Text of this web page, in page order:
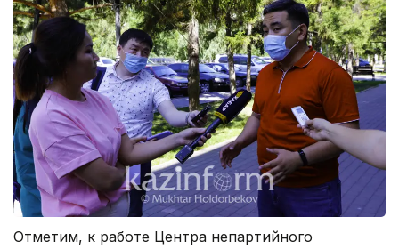
Отметим, к работе Центра непартийного